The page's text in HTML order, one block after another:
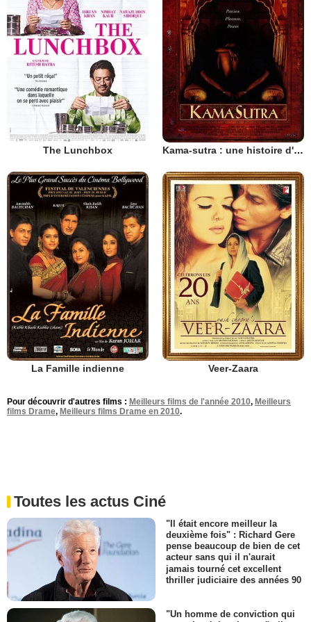
The Lunchbox Kama-sutra : une histoire d'amour
La Famille indienne Veer-Zaara
Pour découvrir d'autres films : Meilleurs films de l'année 2010, Meilleurs
films Drame, Meilleurs films Drame en 2010.
Toutes les actus Ciné
"Il était encore meilleur la
deuxième fois" : Richard Gere
pense beaucoup de bien de cet
acteur sans qui il n'aurait
jamais tourné cet excellent
thriller judiciaire des années 90
"Un homme de conviction qui